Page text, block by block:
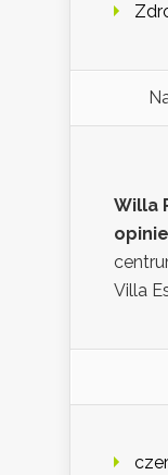
Willa
opinie
Villa